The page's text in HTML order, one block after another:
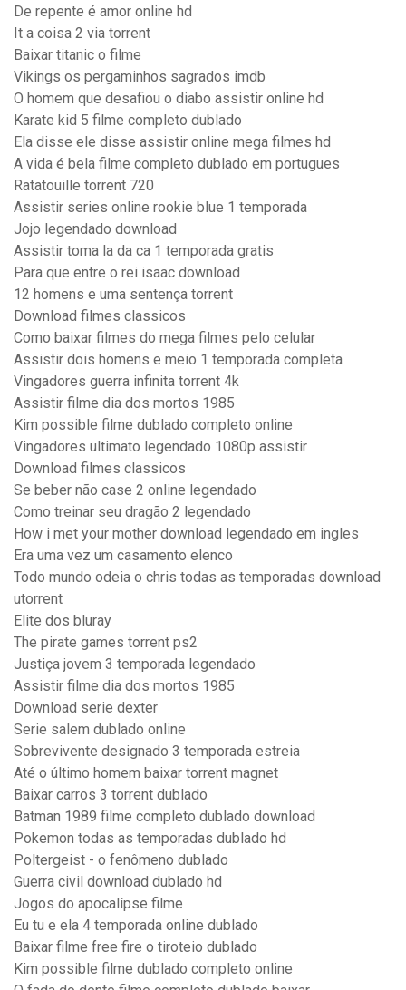
De repente é amor online hd
It a coisa 2 via torrent
Baixar titanic o filme
Vikings os pergaminhos sagrados imdb
O homem que desafiou o diabo assistir online hd
Karate kid 5 filme completo dublado
Ela disse ele disse assistir online mega filmes hd
A vida é bela filme completo dublado em portugues
Ratatouille torrent 720
Assistir series online rookie blue 1 temporada
Jojo legendado download
Assistir toma la da ca 1 temporada gratis
Para que entre o rei isaac download
12 homens e uma sentença torrent
Download filmes classicos
Como baixar filmes do mega filmes pelo celular
Assistir dois homens e meio 1 temporada completa
Vingadores guerra infinita torrent 4k
Assistir filme dia dos mortos 1985
Kim possible filme dublado completo online
Vingadores ultimato legendado 1080p assistir
Download filmes classicos
Se beber não case 2 online legendado
Como treinar seu dragão 2 legendado
How i met your mother download legendado em ingles
Era uma vez um casamento elenco
Todo mundo odeia o chris todas as temporadas download
utorrent
Elite dos bluray
The pirate games torrent ps2
Justiça jovem 3 temporada legendado
Assistir filme dia dos mortos 1985
Download serie dexter
Serie salem dublado online
Sobrevivente designado 3 temporada estreia
Até o último homem baixar torrent magnet
Baixar carros 3 torrent dublado
Batman 1989 filme completo dublado download
Pokemon todas as temporadas dublado hd
Poltergeist - o fenômeno dublado
Guerra civil download dublado hd
Jogos do apocalípse filme
Eu tu e ela 4 temporada online dublado
Baixar filme free fire o tiroteio dublado
Kim possible filme dublado completo online